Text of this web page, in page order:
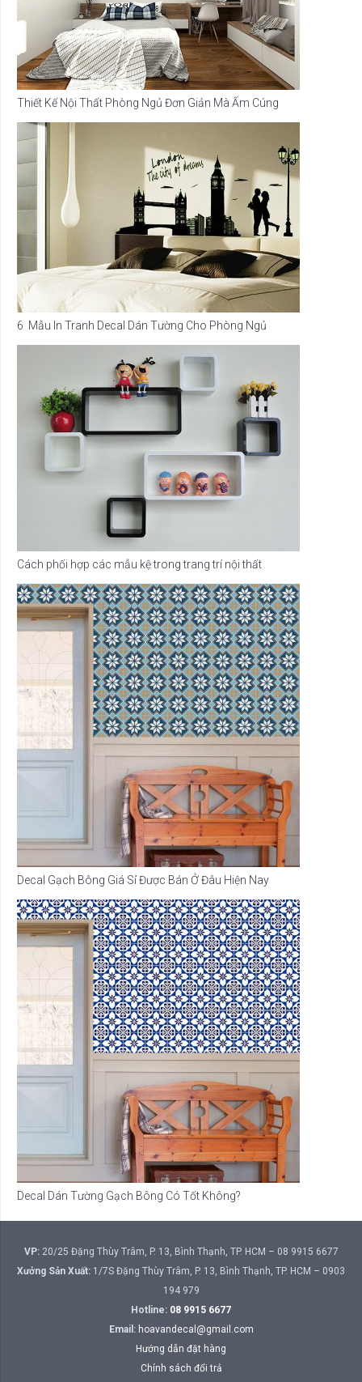
Thiết Kế Nội Thất Phòng Ngủ Đơn Giản Mà Ấm Cúng
6 Mẫu In Tranh Decal Dán Tường Cho Phòng Ngủ
Cách phối hợp các mẫu kệ trong trang trí nội thất
Decal Gạch Bông Giá Sỉ Được Bán Ở Đâu Hiện Nay
Decal Dán Tường Gạch Bông Có Tốt Không?
VP:20/25 Đặng Thùy Trâm, P. 13, Bình Thạnh, TP. HCM – 08 9915 6677
Xưởng Sản Xuất: 1/7S Đặng Thùy Trâm, P. 13, Bình Thạnh, TP. HCM – 0903
194 979
Hotline: 08 9915 6677
Email: hoavandecal@gmail.com
Hướng dẫn đặt hàng
Chính sách đổi trả